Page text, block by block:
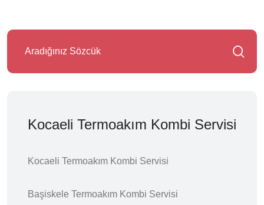
Kocaeli Termoakım Kombi Servisi
Kocaeli Termoakım Kombi Servisi
Başiskele Termoakım Kombi Servisi